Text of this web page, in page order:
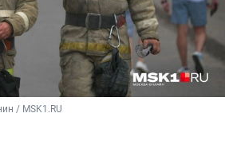
/ MSK1.RU